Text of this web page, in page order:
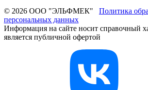
© 2026 ООО "ЭЛЬФМЕК" Политика
персональных данных
Информация на сайте носит справочный
является публичной офертой